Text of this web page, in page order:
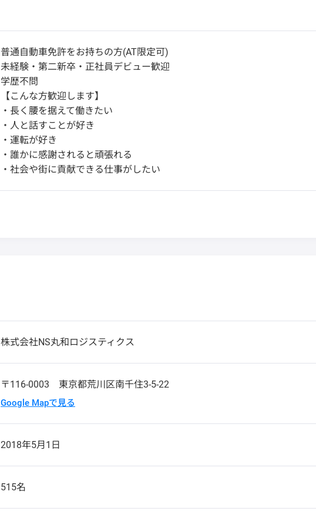
普通自動車免許をお持ちの方(AT限定可)
未経験・第二新卒・正社員デビュー歓迎
学歴不問
【こんな方歓迎します】
・長く腰を据えて働きたい
・人と話すことが好き
・運転が好き
・誰かに感謝されると頑張れる
・社会や街に貢献できる仕事がしたい
株式会社NS丸和ロジスティクス
〒116-0003 東京都荒川区南千住3-5-22
Google Mapで見る
2018年5月1日
515名